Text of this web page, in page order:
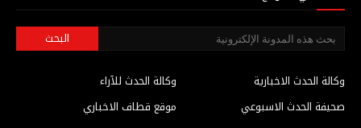
وكالة الحدث للآراء
وكالة الحدث الاخبارية
موقع قطاف الاخباري
صحيفة الحدث الاسبوعي